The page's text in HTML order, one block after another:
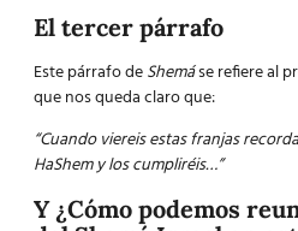
El tercer párrafo
Este párrafo deShemáse refiere al
que nos queda claro que:
“Cuando viereis estas franjas
HaShem y los cumpliréis…”
Y ¿Cómo podemos